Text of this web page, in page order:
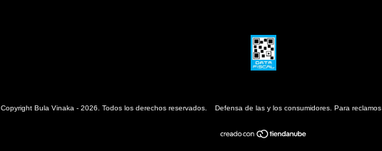
Copyright Bula Vinaka - 2026. Todos los derechos reservados. Defensa de las y los consumidores. Para reclamos